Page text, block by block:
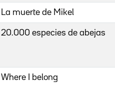
La muerte de Mikel
20.000 especies de abejas
Where I belong